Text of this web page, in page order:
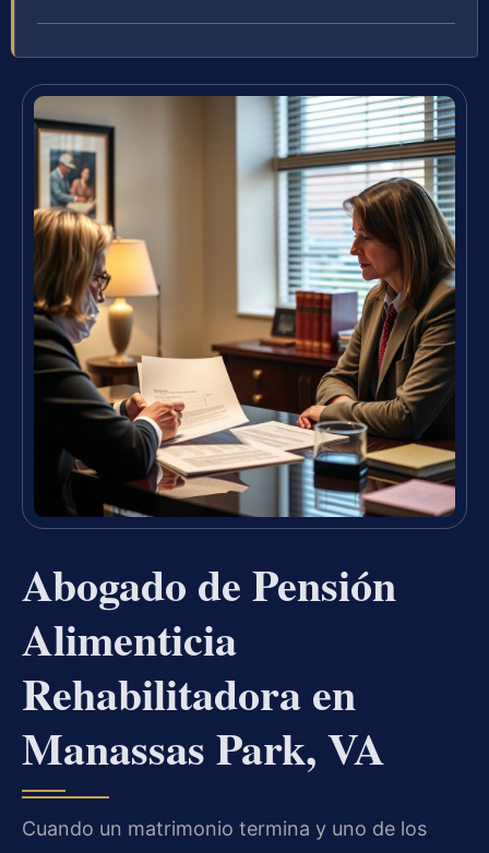
Abogado de Pensión
Alimenticia
Rehabilitadora en
Manassas Park, VA
Cuando un matrimonio termina y uno de los